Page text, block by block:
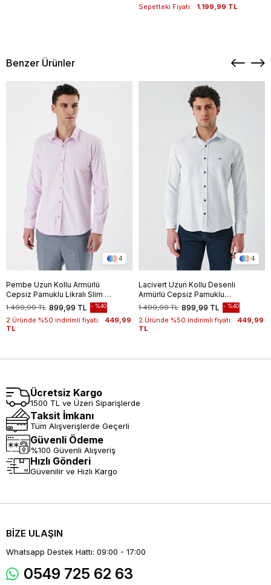
Sepetteki Fiyatı: 1.199,99 TL
Benzer Ürünler
4
Pembe Uzun Kollu Armürlü
Cepsiz Pamuklu Likralı Slim Fit
Dar Kesim Gömlek
1004240193
899,99 TL
1.499,99 TL %40
2.Üründe %50 indirimli fiyatı:
449,99
TL
4
Lacivert Uzun Kollu Desenli
Armürlü Cepsiz Pamuklu
Klasik Slim Fit Dar Kesim
Gömlek 1004240189
899,99 TL
1.499,99 TL %40
2.Üründe %50 indirimli fiyatı:
449,99
TL
Ücretsiz Kargo
1500 TL ve Üzeri Siparişlerde
Taksit İmkanı
Tüm Alışverişlerde Geçerli
Güvenli Ödeme
%100 Güvenli Alışveriş
Hızlı Gönderi
Güvenilir ve Hızlı Kargo
BİZE ULAŞIN
Whatsapp Destek Hattı: 09:00 - 17:00
0549 725 62 63